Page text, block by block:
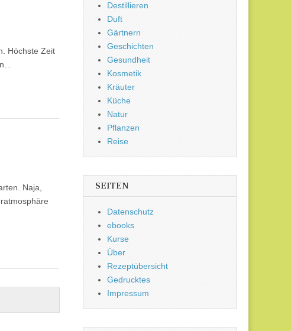
Höchste Zeit
Naja,
Destillieren
Duft
Gärtnern
Geschichten
Gesundheit
Kosmetik
Kräuter
Küche
Natur
Pflanzen
Reise
SEITEN
Datenschutz
ebooks
Kurse
Über
Rezeptübersicht
Gedrucktes
Impressum